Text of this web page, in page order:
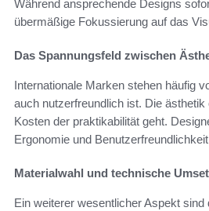
Während ansprechende Designs
übermäßige Fokussierung auf das
Das Spannungsfeld zwischen
Internationale Marken stehen häufig
auch nutzerfreundlich ist. Die
Kosten der praktikabilität geht.
Ergonomie und
Materialwahl und technische
Ein weiterer wesentlicher Aspekt